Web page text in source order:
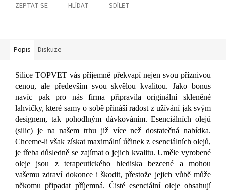
ZEPTAT SE HLÍDAT SDÍLET
Popis Diskuze
Silice TOPVET vás příjemně překvapí nejen svou příznivou
cenou, ale především svou skvělou kvalitou. Jako bonus
navíc pak pro nás firma připravila originální skleněné
lahvičky, které samy o sobě přináší radost z užívání jak svým
designem, tak pohodlným dávkováním. Esenciálních olejů
(silic) je na našem trhu již více než dostatečná nabídka.
Chceme-li však získat maximální účinek z esenciálních olejů,
je třeba důsledně se zajímat o jejich kvalitu. Uměle vyrobené
oleje jsou z terapeutického hlediska bezcené a mohou
vašemu zdraví dokonce i škodit, přestože jejich vůbě může
někomu připadat příjemná. Čisté esenciální oleje obsahují